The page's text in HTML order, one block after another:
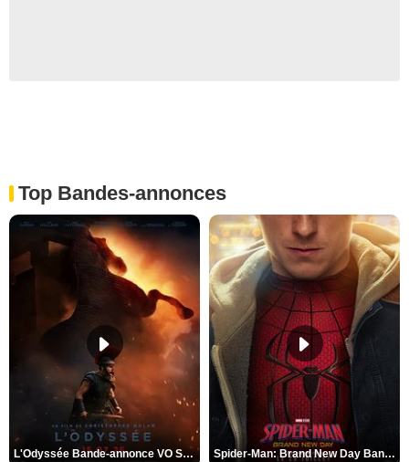
Top Bandes-annonces
L'Odyssée Bande-annonce VO STFR Spider-Man: Brand New Day Bande-annonce VO STFR